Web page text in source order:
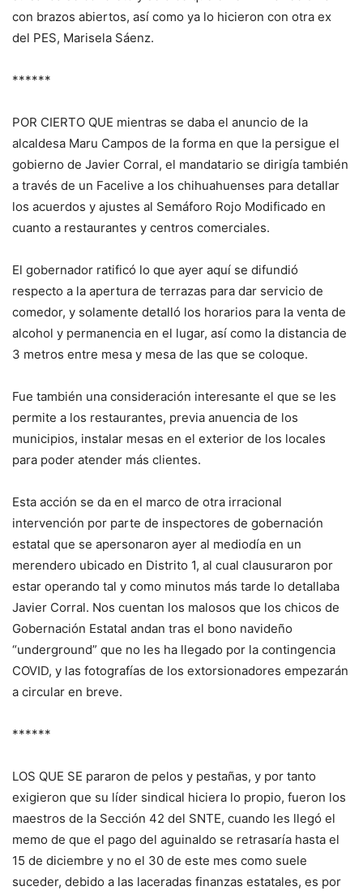
con brazos abiertos, así como ya lo hicieron con otra ex
del PES, Marisela Sáenz.
******
POR CIERTO QUE mientras se daba el anuncio de la
alcaldesa Maru Campos de la forma en que la persigue el
gobierno de Javier Corral, el mandatario se dirigía también
a través de un Facelive a los chihuahuenses para detallar
los acuerdos y ajustes al Semáforo Rojo Modificado en
cuanto a restaurantes y centros comerciales.
El gobernador ratificó lo que ayer aquí se difundió
respecto a la apertura de terrazas para dar servicio de
comedor, y solamente detalló los horarios para la venta de
alcohol y permanencia en el lugar, así como la distancia de
3 metros entre mesa y mesa de las que se coloque.
Fue también una consideración interesante el que se les
permite a los restaurantes, previa anuencia de los
municipios, instalar mesas en el exterior de los locales
para poder atender más clientes.
Esta acción se da en el marco de otra irracional
intervención por parte de inspectores de gobernación
estatal que se apersonaron ayer al mediodía en un
merendero ubicado en Distrito 1, al cual clausuraron por
estar operando tal y como minutos más tarde lo detallaba
Javier Corral. Nos cuentan los malosos que los chicos de
Gobernación Estatal andan tras el bono navideño
“underground” que no les ha llegado por la contingencia
COVID, y las fotografías de los extorsionadores empezarán
a circular en breve.
******
LOS QUE SE pararon de pelos y pestañas, y por tanto
exigieron que su líder sindical hiciera lo propio, fueron los
maestros de la Sección 42 del SNTE, cuando les llegó el
memo de que el pago del aguinaldo se retrasaría hasta el
15 de diciembre y no el 30 de este mes como suele
suceder, debido a las laceradas finanzas estatales, es por